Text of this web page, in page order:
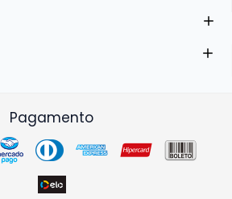
Pagamento